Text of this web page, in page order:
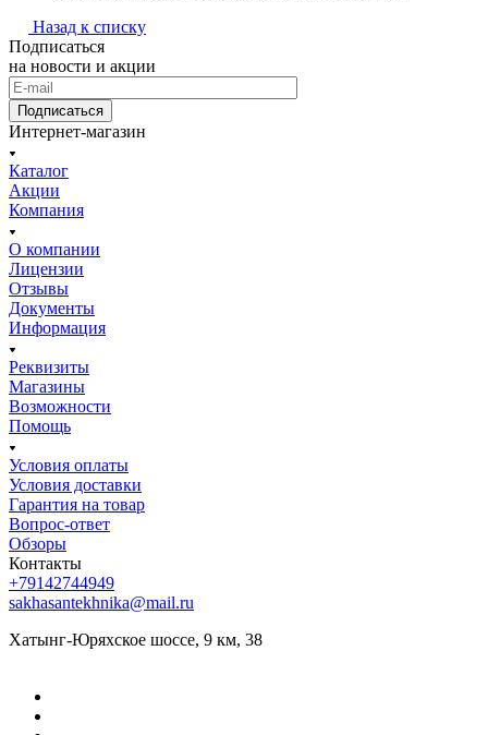
Назад к списку
Подписаться
на новости и акции
Подписаться
Интернет-магазин
Каталог
Акции
Компания
О компании
Лицензии
Отзывы
Документы
Информация
Реквизиты
Магазины
Возможности
Помощь
Условия оплаты
Условия доставки
Гарантия на товар
Вопрос-ответ
Обзоры
Контакты
+79142744949
sakhasantekhnika@mail.ru
Хатынг-Юряхское шоссе, 9 км, 38